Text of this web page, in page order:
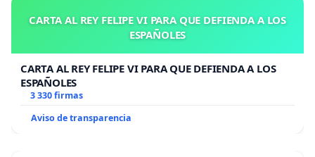
CARTA AL REY FELIPE VI PARA QUE DEFIENDA A LOS
ESPAÑOLES
CARTA AL REY FELIPE VI PARA QUE DEFIENDA A LOS
ESPAÑOLES
3 330 firmas
Aviso de transparencia